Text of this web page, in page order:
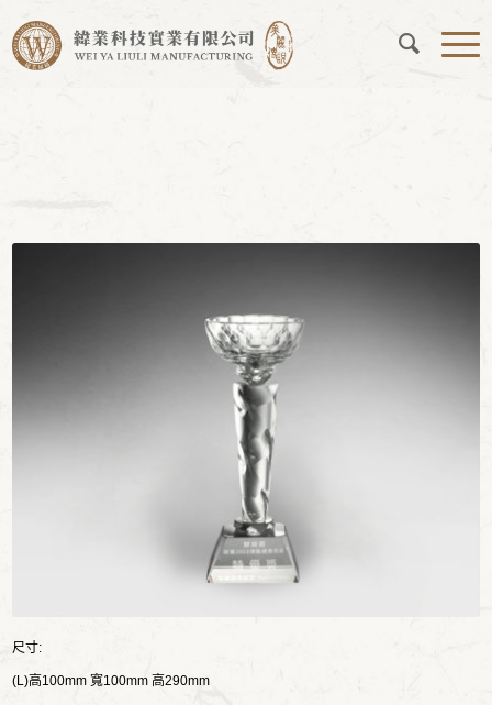
必勝挑戰盃
您現在的位置： 首頁 / 工程實例 / 必勝挑戰盃
尺寸:
(L)高100mm 寬100mm 高290mm